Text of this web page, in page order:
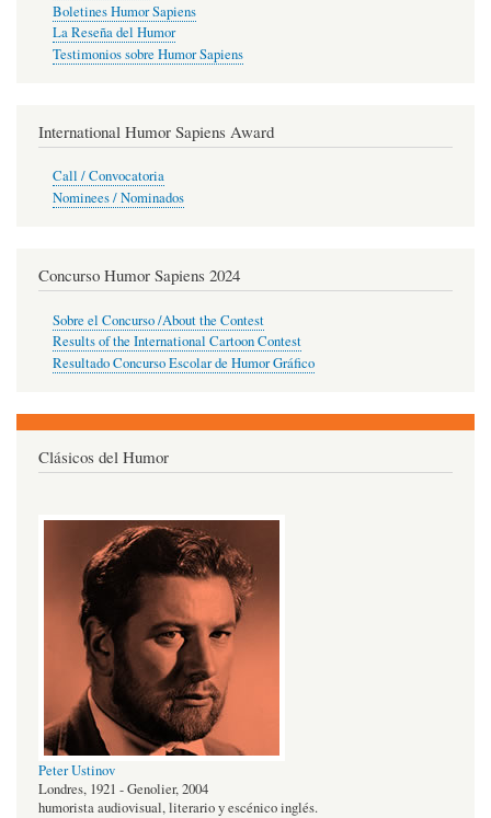
Boletines Humor Sapiens
La Reseña del Humor
Testimonios sobre Humor Sapiens
International Humor Sapiens Award
Call / Convocatoria
Nominees / Nominados
Concurso Humor Sapiens 2024
Sobre el Concurso /About the Contest
Results of the International Cartoon Contest
Resultado Concurso Escolar de Humor Gráfico
Clásicos del Humor
Peter Ustinov
Londres, 1921 - Genolier, 2004
humorista audiovisual, literario y escénico inglés.